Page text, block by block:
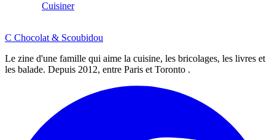
Cuisiner
C Chocolat & Scoubidou
Le zine d'une famille qui aime la cuisine, les bricolages, les livres et
les balade. Depuis 2012, entre Paris et Toronto .